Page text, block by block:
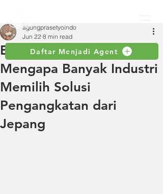
Daftar Menjadi Agent
Elephant Hoist Crane:
Mengapa Banyak Industri
Memilih Solusi
Pengangkatan dari
Jepang
agungprasetyoindo
Jun 22 8 min read